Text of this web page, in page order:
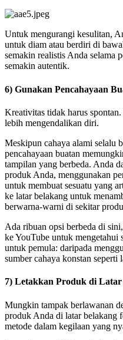
Untuk mengurangi kesulitan,
untuk diam atau berdiri di
semakin realistis Anda selama
semakin autentik.
6) Gunakan Pencahayaan
Kreativitas tidak harus
lebih mengendalikan diri.
Meskipun cahaya alami selalu
pencahayaan buatan
tampilan yang berbeda. Anda
produk Anda, menggunakan
untuk membuat sesuatu yang
ke latar belakang untuk
berwarna-warni di sekitar
Ada ribuan opsi berbeda di
ke YouTube untuk mengetahui
untuk pemula: daripada
sumber cahaya konstan
7) Letakkan Produk di Latar
Mungkin tampak berlawanan
produk Anda di latar belakang
metode dalam kegilaan yang